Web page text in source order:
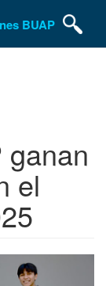
BUAP
ganan
el